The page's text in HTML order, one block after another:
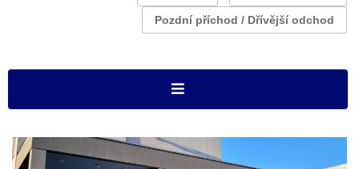
Pozdní příchod / Dřívější odchod